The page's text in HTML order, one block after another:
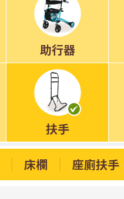
助行器
扶手
床欄 座廁扶手